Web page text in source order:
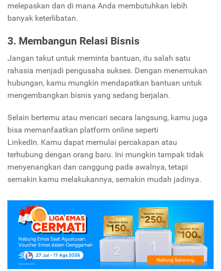
melepaskan dan di mana Anda membutuhkan lebih
banyak keterlibatan.
3. Membangun Relasi Bisnis
Jangan takut untuk meminta bantuan, itu salah satu
rahasia menjadi pengusaha sukses. Dengan menemukan
hubungan, kamu mungkin mendapatkan bantuan untuk
mengembangkan bisnis yang sedang berjalan.
Selain bertemu atau mencari secara langsung, kamu juga
bisa memanfaatkan platform online seperti
LinkedIn. Kamu dapat memulai percakapan atau
terhubung dengan orang baru. Ini mungkin tampak tidak
menyenangkan dan canggung pada awalnya, tetapi
semakin kamu melakukannya, semakin mudah jadinya.